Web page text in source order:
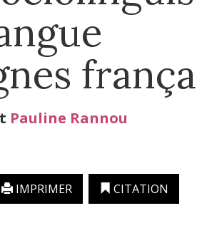
Pauline Rannou
IMPRIMER CITATION